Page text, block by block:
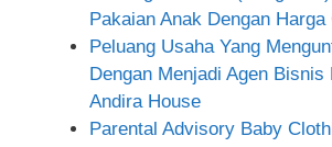
Pakaian Anak Dengan
Peluang Usaha Yang
Dengan Menjadi Agen Bisnis
Andira House
Parental Advisory Baby